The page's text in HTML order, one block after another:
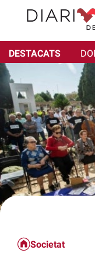
DESTACATS
Societat